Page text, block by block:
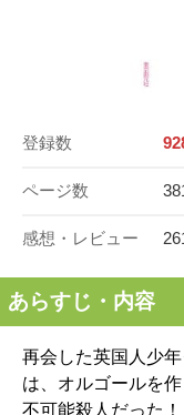
登録数
ページ数
感想・レビュー
あらすじ・内容
再会した英国人少
は、オルゴールを
不可能殺人だった